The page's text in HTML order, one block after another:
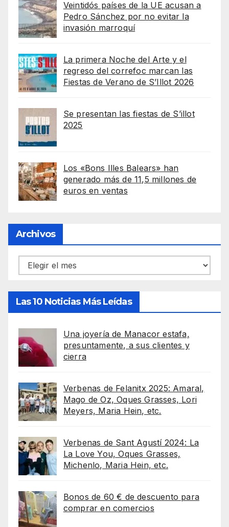
Veintidós países de la UE acusan a
Pedro Sánchez por no evitar la
invasión marroquí
La primera Noche del Arte y el
regreso del correfoc marcan las
Fiestas de Verano de S’Illot 2026
Se presentan las fiestas de S’illot
2025
Los «Bons Illes Balears» han
generado más de 11,5 millones de
euros en ventas
Archivos
Archivos
Las 10 Noticias Más Leídas
Una joyería de Manacor estafa,
presuntamente, a sus clientes y
cierra
Verbenas de Felanitx 2025: Amaral,
Mago de Oz, Oques Grasses, Lori
Meyers, Maria Hein, etc.
Verbenas de Sant Agustí 2024: La
La Love You, Oques Grasses,
Michenlo, Maria Hein, etc.
Bonos de 60 € de descuento para
comprar en comercios